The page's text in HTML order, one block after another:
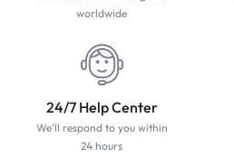
worldwide
24/7 Help Center
We'll respond to you within
24 hours